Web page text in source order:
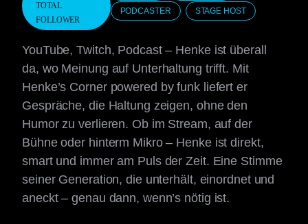
TOTAL
FOLLOWER
PODCASTER STAGE HOST
YouTube, Twitch, Podcast – Henke ist überall
da, wo Meinung auf Unterhaltung trifft. Mit
Henke’s Corner powered by funk liefert er
Gespräche, die Haltung zeigen, ohne den
Humor zu verlieren. Ob im Stream, auf der
Bühne oder hinterm Mikro – Henke ist direkt,
smart und immer am Puls der Zeit. Eine Stimme
seiner Generation, die unterhält, einordnet und
aneckt – genau dann, wenn’s nötig ist.